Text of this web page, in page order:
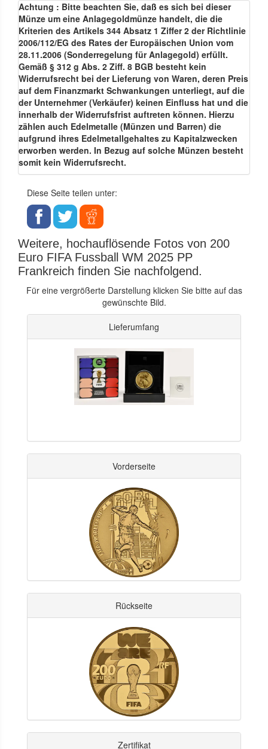
Achtung : Bitte beachten Sie, daß es sich bei dieser
Münze um eine Anlagegoldmünze handelt, die die
Kriterien des Artikels 344 Absatz 1 Ziffer 2 der Richtlinie
2006/112/EG des Rates der Europäischen Union vom
28.11.2006 (Sonderregelung für Anlagegold) erfüllt.
Gemäß § 312 g Abs. 2 Ziff. 8 BGB besteht kein
Widerrufsrecht bei der Lieferung von Waren, deren Preis
auf dem Finanzmarkt Schwankungen unterliegt, auf die
der Unternehmer (Verkäufer) keinen Einfluss hat und die
innerhalb der Widerrufsfrist auftreten können. Hierzu
zählen auch Edelmetalle (Münzen und Barren) die
aufgrund ihres Edelmetallgehaltes zu Kapitalzwecken
erworben werden. In Bezug auf solche Münzen besteht
somit kein Widerrufsrecht.
Diese Seite teilen unter:
Weitere, hochauflösende Fotos von 200
Euro FIFA Fussball WM 2025 PP
Frankreich finden Sie nachfolgend.
Für eine vergrößerte Darstellung klicken Sie bitte auf das
gewünschte Bild.
Lieferumfang
Vorderseite
Rückseite
Zertifikat